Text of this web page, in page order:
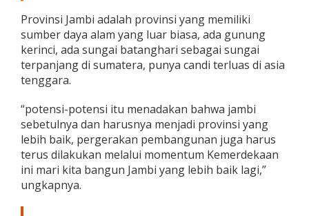
Provinsi Jambi adalah provinsi yang memiliki
sumber daya alam yang luar biasa, ada gunung
kerinci, ada sungai batanghari sebagai sungai
terpanjang di sumatera, punya candi terluas di asia
tenggara.
“potensi-potensi itu menadakan bahwa jambi
sebetulnya dan harusnya menjadi provinsi yang
lebih baik, pergerakan pembangunan juga harus
terus dilakukan melalui momentum Kemerdekaan
ini mari kita bangun Jambi yang lebih baik lagi,”
ungkapnya.